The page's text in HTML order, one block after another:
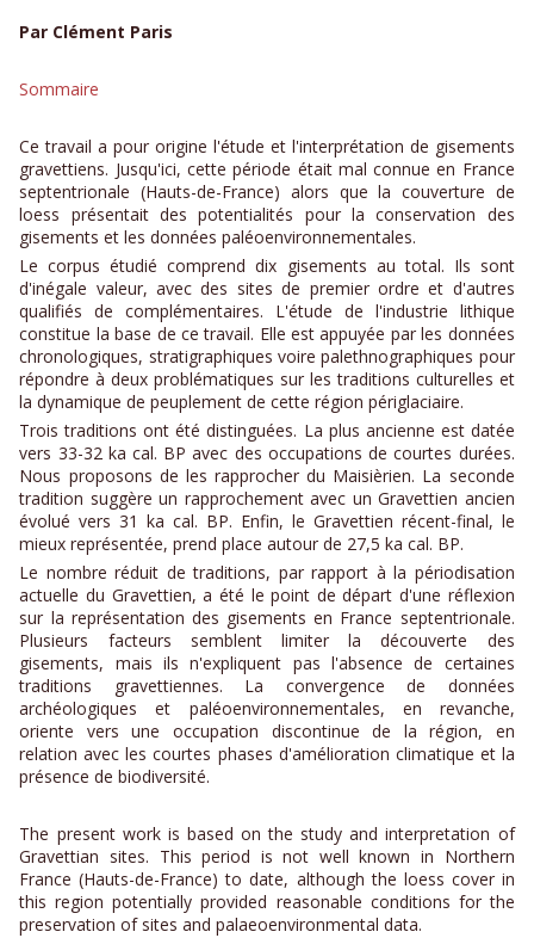
Par Clément Paris
Sommaire
Ce travail a pour origine l'étude et l'interprétation de gisements
gravettiens. Jusqu'ici, cette période était mal connue en France
septentrionale (Hauts-de-France) alors que la couverture de
loess présentait des potentialités pour la conservation des
gisements et les données paléoenvironnementales.
Le corpus étudié comprend dix gisements au total. Ils sont
d'inégale valeur, avec des sites de premier ordre et d'autres
qualifiés de complémentaires. L'étude de l'industrie lithique
constitue la base de ce travail. Elle est appuyée par les données
chronologiques, stratigraphiques voire palethnographiques pour
répondre à deux problématiques sur les traditions culturelles et
la dynamique de peuplement de cette région périglaciaire.
Trois traditions ont été distinguées. La plus ancienne est datée
vers 33-32 ka cal. BP avec des occupations de courtes durées.
Nous proposons de les rapprocher du Maisièrien. La seconde
tradition suggère un rapprochement avec un Gravettien ancien
évolué vers 31 ka cal. BP. Enfin, le Gravettien récent-final, le
mieux représentée, prend place autour de 27,5 ka cal. BP.
Le nombre réduit de traditions, par rapport à la périodisation
actuelle du Gravettien, a été le point de départ d'une réflexion
sur la représentation des gisements en France septentrionale.
Plusieurs facteurs semblent limiter la découverte des
gisements, mais ils n'expliquent pas l'absence de certaines
traditions gravettiennes. La convergence de données
archéologiques et paléoenvironnementales, en revanche,
oriente vers une occupation discontinue de la région, en
relation avec les courtes phases d'amélioration climatique et la
présence de biodiversité.
The present work is based on the study and interpretation of
Gravettian sites. This period is not well known in Northern
France (Hauts-de-France) to date, although the loess cover in
this region potentially provided reasonable conditions for the
preservation of sites and palaeoenvironmental data.